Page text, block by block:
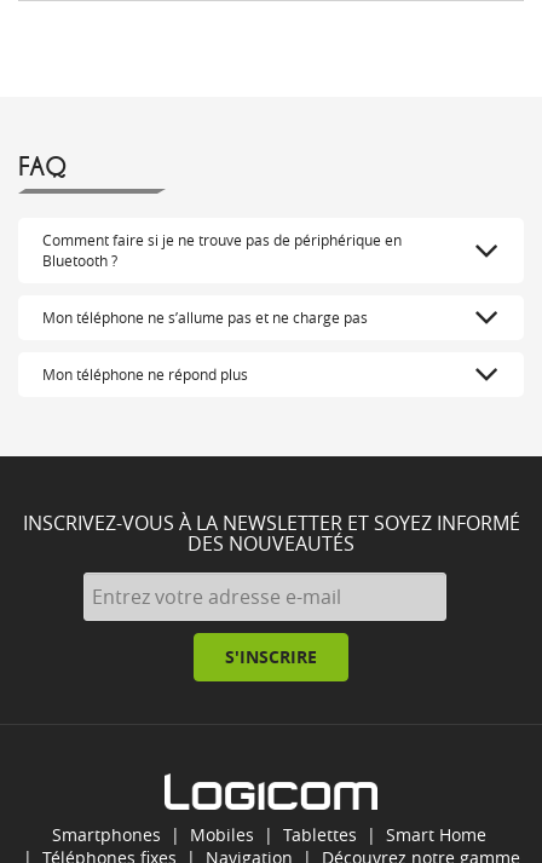
FAQ
Comment faire si je ne trouve pas de périphérique en
Bluetooth ?
Mon téléphone ne s’allume pas et ne charge pas
Mon téléphone ne répond plus
INSCRIVEZ-VOUS À LA NEWSLETTER ET SOYEZ INFORMÉ
DES NOUVEAUTÉS
S'INSCRIRE
Smartphones | Mobiles | Tablettes | Smart Home
| Téléphones fixes | Navigation | Découvrez notre gamme